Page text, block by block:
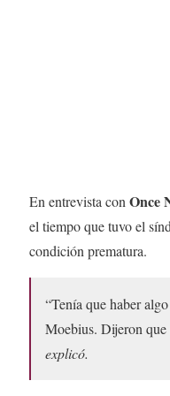
En entrevista conOnce
el tiempo que tuvo el
condición prematura.
“Tenía que haber
Moebius. Dijeron que
explicó.